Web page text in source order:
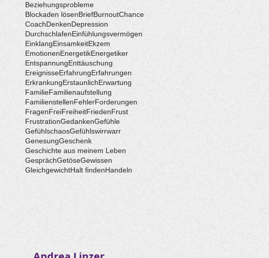
Beziehungsprobleme
Blockaden lösenBriefBurnoutChance
CoachDenkenDepression
DurchschlafenEinfühlungsvermögen
EinklangEinsamkeitEkzem
EmotionenEnergetikEnergetiker
EntspannungEnttäuschung
EreignisseErfahrungErfahrungen
ErkrankungErstaunlichErwartung
FamilieFamilienaufstellung
FamilienstellenFehlerForderungen
FragenFreiFreiheitFriedenFrust
FrustrationGedankenGefühle
GefühlschaosGefühlswirrwarr
GenesungGeschenk
Geschichte aus meinem Leben
GesprächGetöseGewissen
GleichgewichtHalt findenHandeln